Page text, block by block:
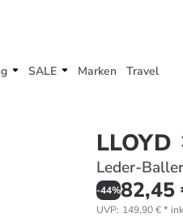
SALE Marken Travel
LLOYD
Leder-
-44%82,45
UVP: 149,90 €*